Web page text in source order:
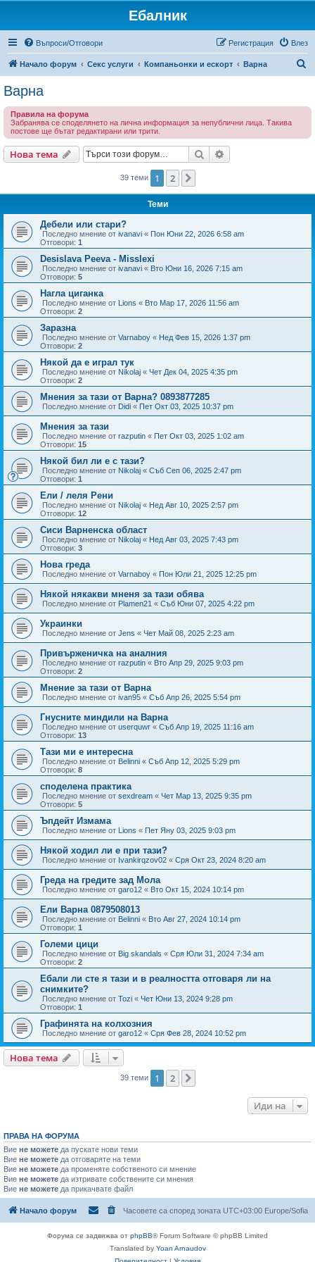
Ебалник
Въпроси/Отговори Влез
Регистрация
Начало форум Секс услуги Компаньонки и ескорт Варна
Варна
Правила на форума
Забранява се споделянето на лична информация за непублични лица. Такива
постове ще бътат редактирани или трити.
Нова тема Търсене
39 теми 1 2
Теми
Дебели или стари?
Последно мнение от ivanavi « Пон Юни 22, 2026 6:58 am
Отговори: 1
Desislava Peeva - Misslexi
Последно мнение от ivanavi « Вто Юни 16, 2026 7:15 am
Отговори: 5
Нагла циганка
Последно мнение от Lions « Вто Мар 17, 2026 11:56 am
Отговори: 2
Заразна
Последно мнение от Varnaboy « Нед Фев 15, 2026 1:37 pm
Отговори: 2
Някой да е играл тук
Последно мнение от Nikolaj « Чет Дек 04, 2025 4:35 pm
Отговори: 2
Мнения за тази от Варна? 0893877285
Последно мнение от Didi « Пет Окт 03, 2025 10:37 pm
Мнения за тази
Последно мнение от razputin « Пет Окт 03, 2025 1:02 am
Отговори: 15
Някой бил ли е с тази?
Последно мнение от Nikolaj « Съб Сеп 06, 2025 2:47 pm
Отговори: 1
Ели / леля Рени
Последно мнение от Nikolaj « Нед Авг 10, 2025 2:57 pm
Отговори: 12
Сиси Варненска област
Последно мнение от Nikolaj « Нед Авг 03, 2025 7:43 pm
Отговори: 3
Нова греда
Последно мнение от Varnaboy « Пон Юли 21, 2025 12:25 pm
Някой някакви мненя за тази обява
Последно мнение от Plamen21 « Съб Юни 07, 2025 4:22 pm
Украинки
Последно мнение от Jens « Чет Май 08, 2025 2:23 am
Привърженичка на аналния
Последно мнение от razputin « Вто Апр 29, 2025 9:03 pm
Отговори: 2
Мнение за тази от Варна
Последно мнение от ivan95 « Съб Апр 26, 2025 5:54 pm
Гнусните миндили на Варна
Последно мнение от userquwr « Съб Апр 19, 2025 11:16 am
Отговори: 13
Тази ми е интересна
Последно мнение от Belinni « Съб Апр 12, 2025 5:29 pm
Отговори: 8
споделена практика
Последно мнение от sexdream « Чет Мар 13, 2025 9:35 pm
Отговори: 5
Ъпдейт Измама
Последно мнение от Lions « Пет Яну 03, 2025 9:03 pm
Някой ходил ли е при тази?
Последно мнение от Ivankirqzov02 « Сря Окт 23, 2024 8:20 am
Греда на гредите зад Мола
Последно мнение от garo12 « Вто Окт 15, 2024 10:14 pm
Ели Варна 0879508013
Последно мнение от Belinni « Вто Авг 27, 2024 10:14 pm
Отговори: 1
Големи цици
Последно мнение от Big skandals « Сря Юли 31, 2024 7:34 am
Отговори: 2
Ебали ли сте я тази и в реалността отговаря ли на
снимките?
Последно мнение от Tozi « Чет Юни 13, 2024 9:28 pm
Отговори: 1
Графинята на колхозния
Последно мнение от garo12 « Сря Фев 28, 2024 10:52 pm
Нова тема
39 теми 1 2
Иди на
ПРАВА НА ФОРУМА
Вие не можете да пускате нови теми
Вие не можете да отговаряте на теми
Вие не можете да променяте собственото си мнение
Вие не можете да изтривате собствените си мнения
Вие не можете да прикачвате файл
Начало форум Часовете са според зоната UTC+03:00 Europe/Sofia
Форума се задвижва от phpBB® Forum Software © phpBB Limited
Translated by Yoan Arnaudov